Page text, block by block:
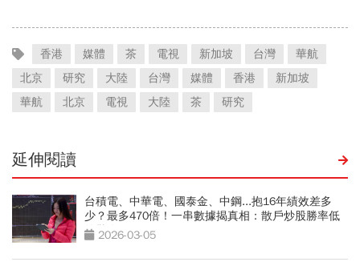
香港 媒體 茶 電視 新加坡 台灣
華航
北京
研究 大陸 台灣 媒體 香港
新加坡
華航
北京 電視 大陸 茶 研究
延伸閱讀
台積電、中華電、國泰金、中鋼...抱16年績效差多
少？最多470倍！一串數據揭真相：散戶炒股勝率低
的驚人
2026-03-05